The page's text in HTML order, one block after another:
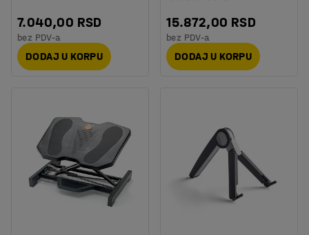
7.040,00 RSD
bez PDV-a
DODAJ U KORPU
15.872,00 RSD
bez PDV-a
DODAJ U KORPU